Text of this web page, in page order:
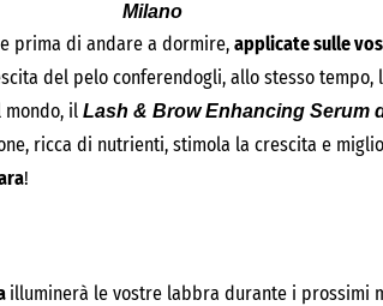
Milano
prima di andare a dormire, applicate sulle
del pelo conferendogli, allo stesso tempo,
il Lash & Brow Enhancing Serum
ricca di nutrienti, stimola la crescita e
!
illuminerà le vostre labbra durante i prossimi